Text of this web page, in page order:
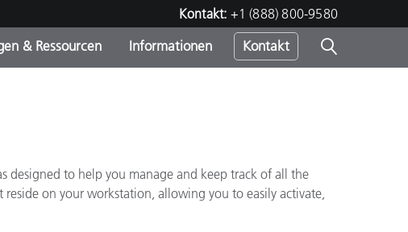
Kontakt: +1 (888) 800-9580
& Ressourcen Informationen Kontakt
designed to help you manage and keep track of all the
on your workstation, allowing you to easily activate,